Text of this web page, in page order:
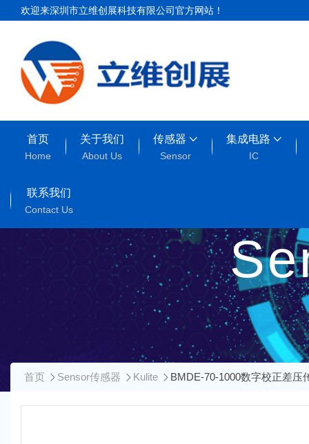
欢迎来深圳市立维创展科技有限公司官方网站！
首页
Home
关于我们
About Us
传感器
Sensor
集成电路
IC
联系我们
Contact Us
首页 Sensor传感器 Kulite BMDE-70-1000数字校正差压